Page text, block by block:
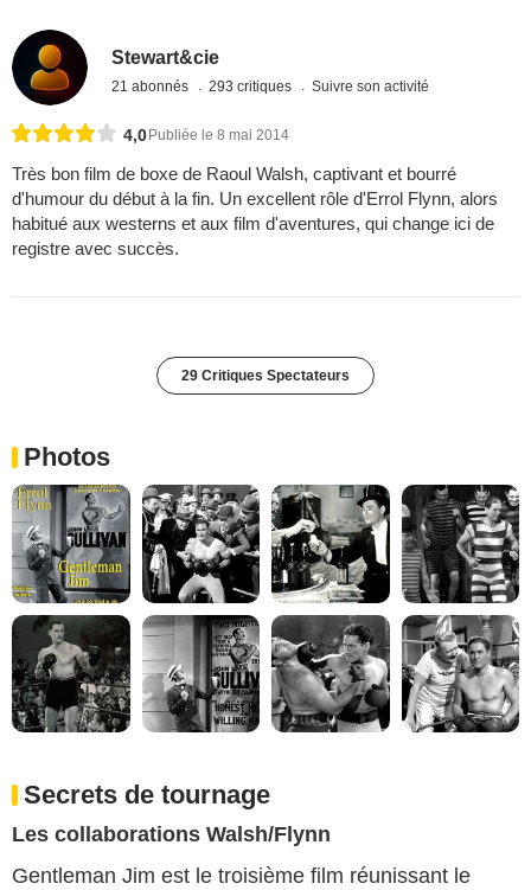
Stewart&cie
21 abonnés 293 critiques Suivre son activité
4,0 Publiée le 8 mai 2014
Très bon film de boxe de Raoul Walsh, captivant et bourré
d'humour du début à la fin. Un excellent rôle d'Errol Flynn, alors
habitué aux westerns et aux film d'aventures, qui change ici de
registre avec succès.
29 Critiques Spectateurs
Photos
Secrets de tournage
Les collaborations Walsh/Flynn
Gentleman Jim est le troisième film réunissant le